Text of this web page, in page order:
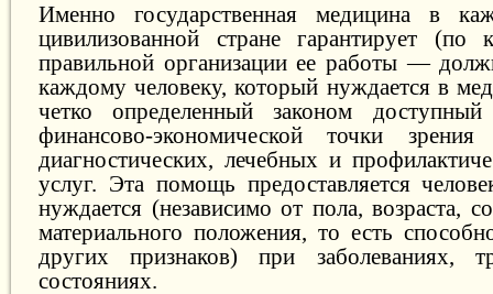
Именно государственная медицина в
цивилизованной стране гарантирует (по
правильной организации ее работы —
каждому человеку, который нуждается в
четко определенный законом
финансово-экономической точки
диагностических, лечебных и
услуг. Эта помощь предоставляется
нуждается (независимо от пола, возраста,
материального положения, то есть
других признаков) при заболеваниях,
состояниях.